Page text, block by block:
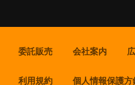
委託販売 会社案内
利用規約 個人情報保護方